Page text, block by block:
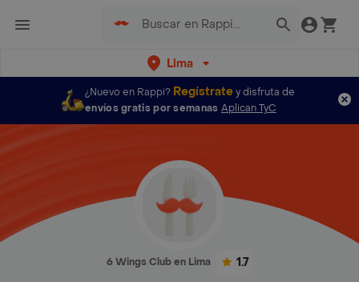
Lima
¿Nuevo en Rappi? Regístratey disfruta de
envíos gratis por semanas Aplican TyC
6 Wings Club en Lima 1.7